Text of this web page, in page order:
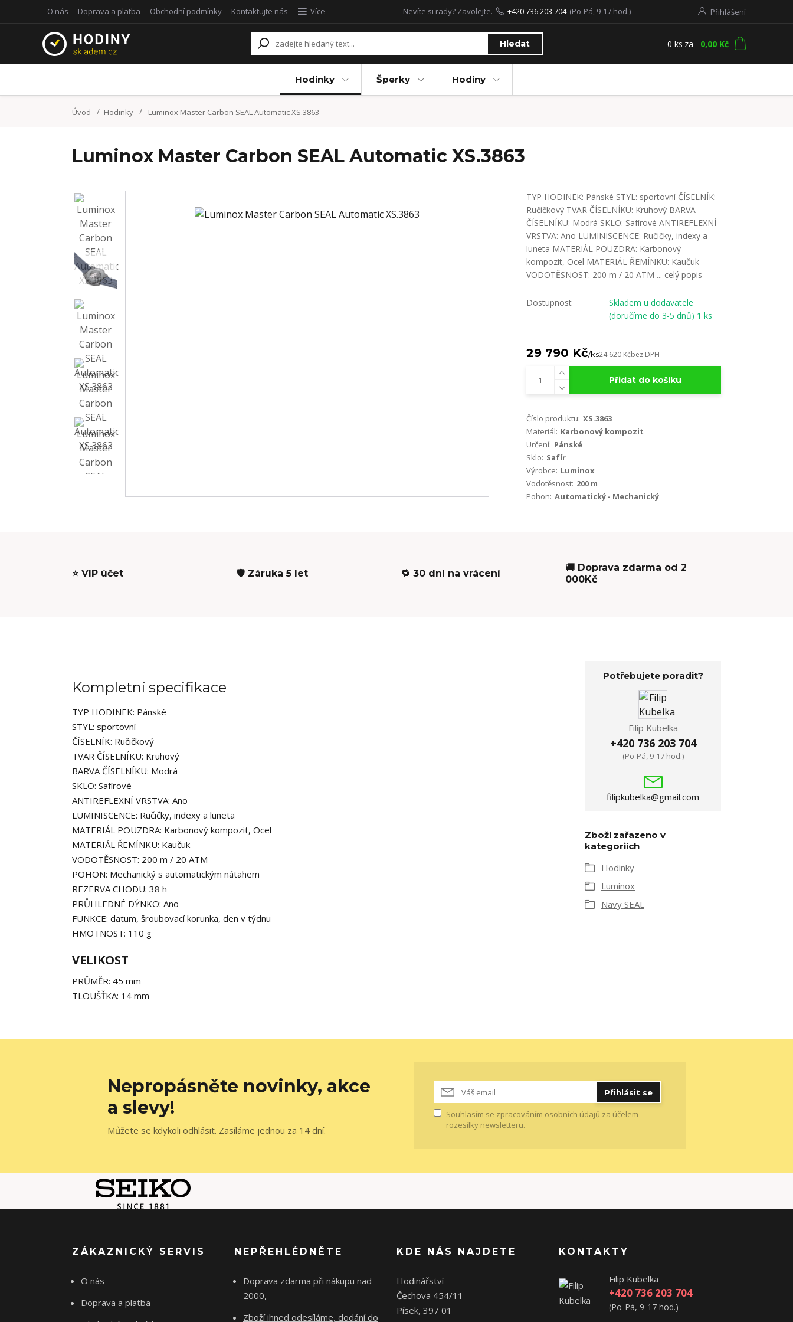
O nás Doprava a platba Obchodní podmínky Kontaktujte nás Více Přihlášení
Hledat
Nevíte si rady? Zavolejte. +420 736 203 704 (Po-Pá, 9-17 hod.)
0 ks za 0,00 Kč
Hodinky Šperky Hodiny
Úvod Hodinky Luminox Master Carbon SEAL Automatic XS.3863
Luminox Master Carbon SEAL Automatic XS.3863
TYP HODINEK: Pánské STYL: sportovní ČÍSELNÍK:
Ručičkový TVAR ČÍSELNÍKU: Kruhový BARVA
ČÍSELNÍKU: Modrá SKLO: Safírové ANTIREFLEXNÍ
VRSTVA: Ano LUMINISCENCE: Ručičky, indexy a
luneta MATERIÁL POUZDRA: Karbonový
kompozit, Ocel MATERIÁL ŘEMÍNKU: Kaučuk
VODOTĚSNOST: 200 m / 20 ATM ... celý popis
Dostupnost
Skladem u dodavatele
(doručíme do 3-5 dnů) 1 ks
29 790 Kč/ks24 620 Kčbez DPH
Přidat do košíku
Číslo produktu: XS.3863
Materiál: Karbonový kompozit
Určení: Pánské
Sklo: Safír
Výrobce: Luminox
Vodotěsnost: 200 m
Pohon: Automatický - Mechanický
⭐ VIP účet 🛡️ Záruka 5 let 🔁 30 dní na vrácení
🚚 Doprava zdarma od 2
000Kč
Kompletní specifikace
TYP HODINEK: Pánské
STYL: sportovní
ČÍSELNÍK: Ručičkový
TVAR ČÍSELNÍKU: Kruhový
BARVA ČÍSELNÍKU: Modrá
SKLO: Safírové
ANTIREFLEXNÍ VRSTVA: Ano
LUMINISCENCE: Ručičky, indexy a luneta
MATERIÁL POUZDRA: Karbonový kompozit, Ocel
MATERIÁL ŘEMÍNKU: Kaučuk
VODOTĚSNOST: 200 m / 20 ATM
POHON: Mechanický s automatickým nátahem
REZERVA CHODU: 38 h
PRŮHLEDNÉ DÝNKO: Ano
FUNKCE: datum, šroubovací korunka, den v týdnu
HMOTNOST: 110 g
VELIKOST
PRŮMĚR: 45 mm
TLOUŠŤKA: 14 mm
Potřebujete poradit?
Filip Kubelka
+420 736 203 704
(Po-Pá, 9-17 hod.)
filipkubelka@gmail.com
Zboží zařazeno v
kategoriích
Hodinky
Luminox
Navy SEAL
Nepropásněte novinky, akce
a slevy!
Můžete se kdykoli odhlásit. Zasíláme jednou za 14 dní.
Přihlásit se
Souhlasím se zpracováním osobních údajů za účelem
rozesílky newsletteru.
ZÁKAZNICKÝ SERVIS
O nás
Doprava a platba
NEPŘEHLÉDNĚTE
Doprava zdarma při nákupu nad
2000,-
Zboží ihned odesíláme, dodání do
KDE NÁS NAJDETE
Hodinářství
Čechova 454/11
Písek, 397 01
KONTAKTY
Filip Kubelka
+420 736 203 704
(Po-Pá, 9-17 hod.)